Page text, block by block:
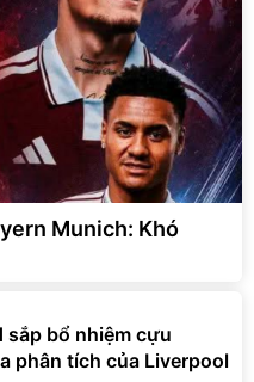
Munich: Khó
sắp bổ nhiệm cựu
phân tích của Liverpool